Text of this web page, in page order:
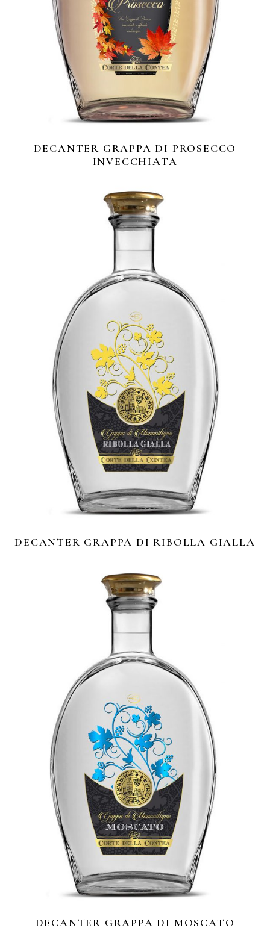
DECANTER GRAPPA DI PROSECCO
INVECCHIATA
DECANTER GRAPPA DI RIBOLLA GIALLA
DECANTER GRAPPA DI MOSCATO